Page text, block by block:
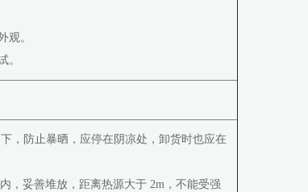
观。
。
，防止暴晒，应停在阴凉处，卸货时也应在
，妥善堆放，距离热源大于 2m，不能受强